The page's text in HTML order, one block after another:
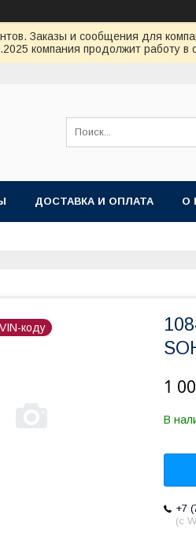
Заказы и сообщения для
компания продолжит работу в
ДОСТАВКА И ОПЛАТА О
коду
1
В
+7
(с